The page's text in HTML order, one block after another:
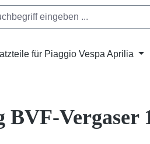
für Piaggio Vespa Aprilia
BVF-Vergaser